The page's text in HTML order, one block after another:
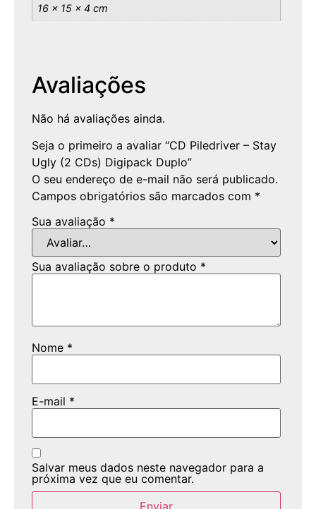
16 × 15 × 4 cm
Avaliações
Não há avaliações ainda.
Seja o primeiro a avaliar “CD Piledriver – Stay
Ugly (2 CDs) Digipack Duplo”
O seu endereço de e-mail não será publicado.
Campos obrigatórios são marcados com *
Sua avaliação *
Sua avaliação sobre o produto *
Nome *
E-mail *
Salvar meus dados neste navegador para a
próxima vez que eu comentar.